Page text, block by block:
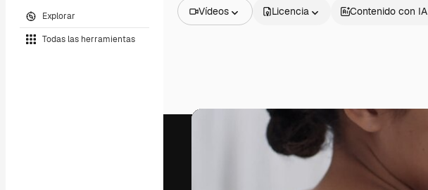
Explorar
Todas las herramientas
Vídeos
Vídeos
Plantillas de vídeos
Licencia Contenido con IA